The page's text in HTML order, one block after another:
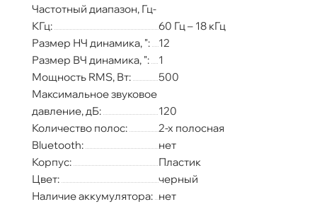
Частотный диапазон, Гц-
КГц:
60 Гц – 18 кГц
Размер НЧ динамика, ":
12
Размер ВЧ динамика, ":
1
Мощность RMS, Вт:
500
Максимальное звуковое
давление, дБ:
120
Количество полос:
2-х полосная
Bluetooth:
нет
Корпус:
Пластик
Цвет:
черный
Наличие аккумулятора: нет